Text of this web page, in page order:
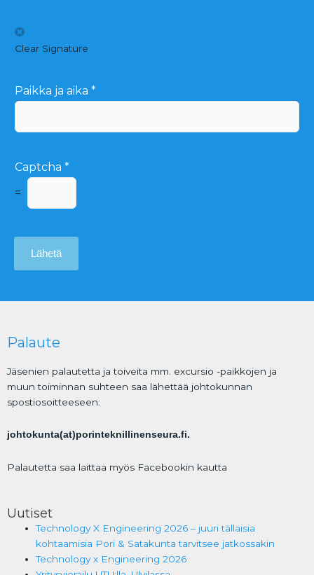
Clear Signature
Paikka ja aika *
Captcha *
=
Lähetä
Palaute
Jäsenien palautetta ja toiveita mm. excursio -paikkojen ja
muun toiminnan suhteen saa lähettää johtokunnan
spostiosoitteeseen:
johtokunta(at)porinteknillinenseura.fi.
Palautetta saa laittaa myös Facebookin kautta
Uutiset
Technology X Engineering 2026 – juuri tällaisia
kohtaamisia Pori & Satakunta tarvitsee jatkossakin
Technology x Engineering 2026